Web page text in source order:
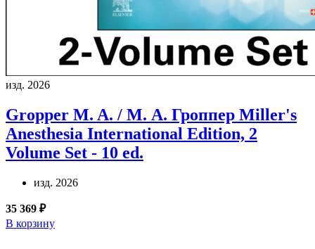
изд. 2026
Gropper M. A. / М. А. Гроппер Miller's
Anesthesia International Edition, 2
Volume Set - 10 ed.
изд. 2026
35 369 ₽
В корзину